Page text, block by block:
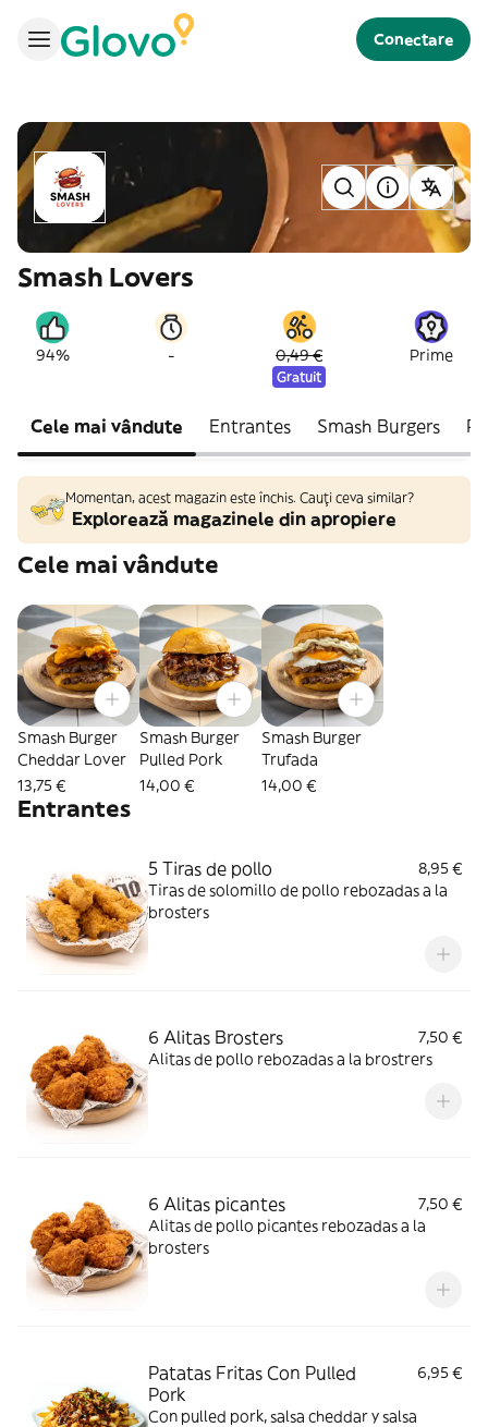
Conectare
Smash Lovers
94% - 0,49 €
Gratuit
Prime
Cele mai vândute Entrantes Smash Burgers
Momentan, acest magazin este închis. Cauți ceva similar?
Explorează magazinele din apropiere
Cele mai vândute
Smash Burger
Cheddar Lover
13,75 €
Smash Burger
Pulled Pork
14,00 €
Smash Burger
Trufada
14,00 €
Entrantes
5 Tiras de pollo
8,95 €
Tiras de solomillo de pollo rebozadas a la
brosters
6 Alitas Brosters
7,50 €
Alitas de pollo rebozadas a la brostrers
6 Alitas picantes
7,50 €
Alitas de pollo picantes rebozadas a la
brosters
Patatas Fritas Con Pulled
Pork
6,95 €
Con pulled pork, salsa cheddar y salsa